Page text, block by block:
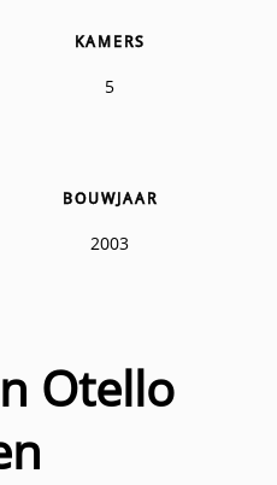
KAMERS
5
BOUWJAAR
2003
Otello